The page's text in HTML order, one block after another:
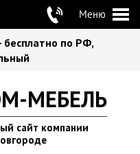
Меню
бесплатно по РФ,
МЕБЕЛЬ
сайт компании